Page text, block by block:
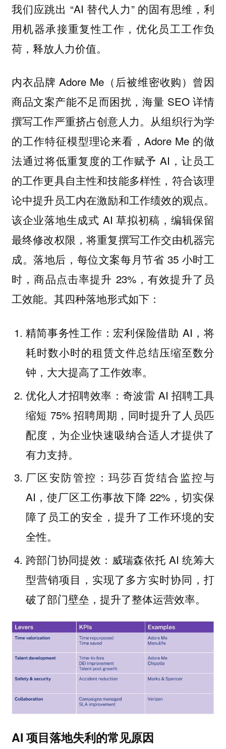
我们应跳出 “AI 替代人力” 的固有思维，利
用机器承接重复性工作，优化员工工作负
荷，释放人力价值。
内衣品牌 Adore Me（后被维密收购）曾因
商品文案产能不足而困扰，海量 SEO 详情
撰写工作严重挤占创意人力。从组织行为学
的工作特征模型理论来看，Adore Me 的做
法通过将低重复度的工作赋予 AI，让员工
的工作更具自主性和技能多样性，符合该理
论中提升员工内在激励和工作绩效的观点。
该企业落地生成式 AI 草拟初稿，编辑保留
最终修改权限，将重复撰写工作交由机器完
成。落地后，每位文案每月节省 35 小时工
时，商品点击率提升 23%，有效提升了员
工效能。其四种落地形式如下：
精简事务性工作：宏利保险借助 AI，将
耗时数小时的租赁文件总结压缩至数分
钟，大大提高了工作效率。
优化人才招聘效率：奇波雷 AI 招聘工具
缩短 75% 招聘周期，同时提升了人员匹
配度，为企业快速吸纳合适人才提供了
有力支持。
厂区安防管控：玛莎百货结合监控与
AI，使厂区工伤事故下降 22%，切实保
障了员工的安全，提升了工作环境的安
全性。
跨部门协同提效：威瑞森依托 AI 统筹大
型营销项目，实现了多方实时协同，打
破了部门壁垒，提升了整体运营效率。
AI 项目落地失利的常见原因